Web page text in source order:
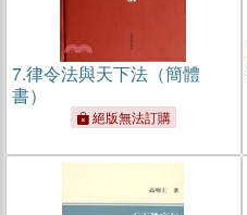
7.律令法與天下法（簡體
書）
絕版無法訂購